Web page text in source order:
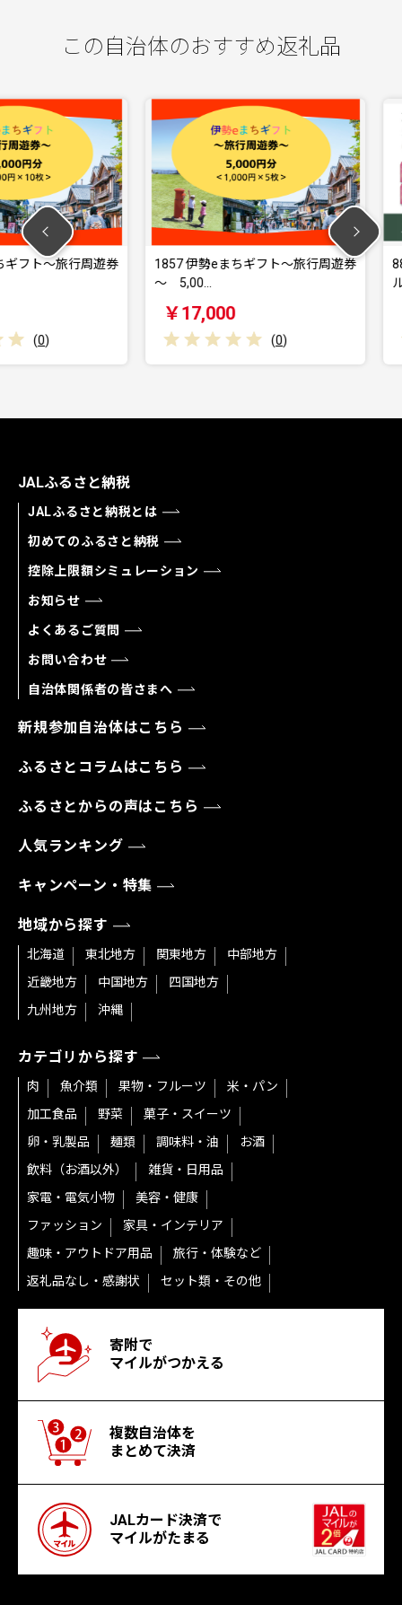
この自治体のおすすめ返礼品
旅行周遊券
1857 伊勢eまちギフト～旅行周遊券
～ 5,00…
￥17,000
( 0)
884伊勢
ル 3種1…
JALふるさと納税
JALふるさと納税とは
初めてのふるさと納税
控除上限額シミュレーション
お知らせ
よくあるご質問
お問い合わせ
自治体関係者の皆さまへ
新規参加自治体はこちら
ふるさとコラムはこちら
ふるさとからの声はこちら
人気ランキング
キャンペーン・特集
地域から探す
北海道 東北地方 関東地方
中部地方
近畿地方
中国地方
四国地方
九州地方
沖縄
カテゴリから探す
肉 魚介類 果物・フルーツ
米・パン
加工食品
野菜
菓子・スイーツ
卵・乳製品
麺類 調味料・油
お酒
飲料（お酒以外）
雑貨・日用品
家電・電気小物
美容・健康
ファッション
家具・インテリア
趣味・アウトドア用品
旅行・体験など
返礼品なし・感謝状
セット類・その他
寄附で
マイルがつかえる
複数自治体を
まとめて決済
JALカード決済で
マイルがたまる